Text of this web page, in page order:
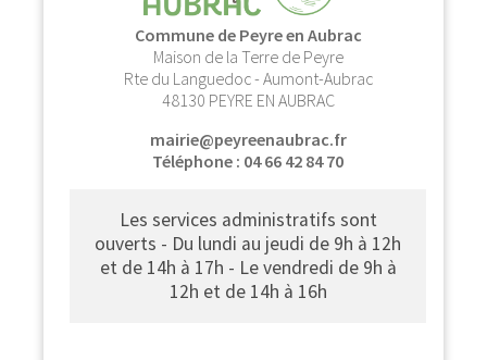
Les services administratifs sont
ouverts - Du lundi au jeudi de 9h à 12h
et de 14h à 17h - Le vendredi de 9h à
12h et de 14h à 16h
Commune de Peyre en Aubrac
Maison de la Terre de Peyre
Rte du Languedoc - Aumont-Aubrac
48130 PEYRE EN AUBRAC
mairie@peyreenaubrac.fr
Téléphone : 04 66 42 84 70